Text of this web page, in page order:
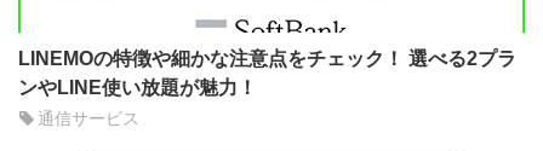
LINEMOの特徴や細かな注意点をチェック！ 選べる2プラ
ンやLINE使い放題が魅力！
通信サービス